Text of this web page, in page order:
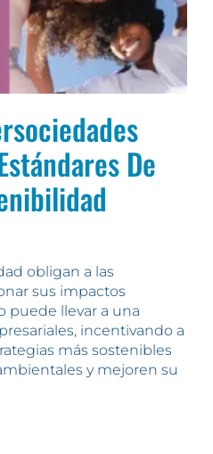
De
obligan a las
sus impactos
puede llevar a una
incentivando a
más sostenibles
y mejoren su